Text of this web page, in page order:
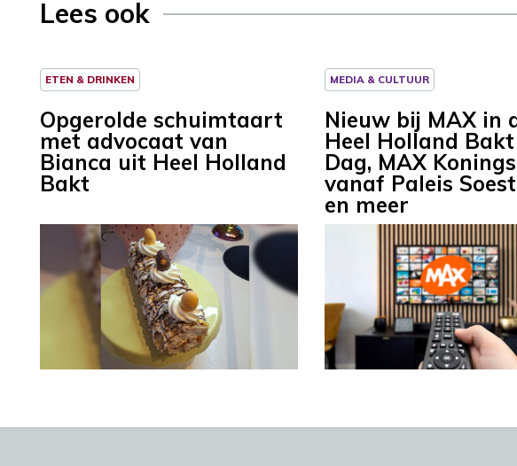
Lees ook
ETEN & DRINKEN
Opgerolde schuimtaart
met advocaat van
Bianca uit Heel Holland
Bakt
MEDIA & CULTUUR
Nieuw bij MAX in
Heel Holland
Dag, MAX
vanaf Paleis
en meer